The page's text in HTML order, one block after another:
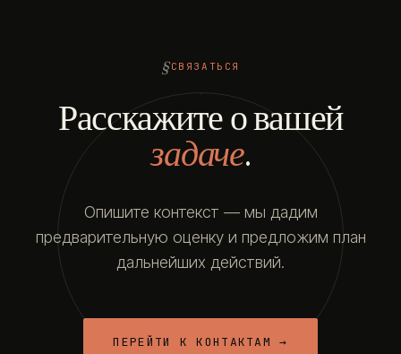
СВЯЗАТЬСЯ
Расскажите о вашей
задаче.
Опишите контекст — мы дадим
предварительную оценку и предложим план
дальнейших действий.
ПЕРЕЙТИ К КОНТАКТАМ →